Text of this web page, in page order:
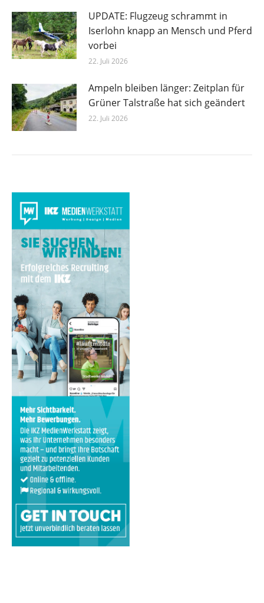
UPDATE: Flugzeug schrammt in
Iserlohn knapp an Mensch und Pferd
vorbei
22. Juli 2026
Ampeln bleiben länger: Zeitplan für
Grüner Talstraße hat sich geändert
22. Juli 2026